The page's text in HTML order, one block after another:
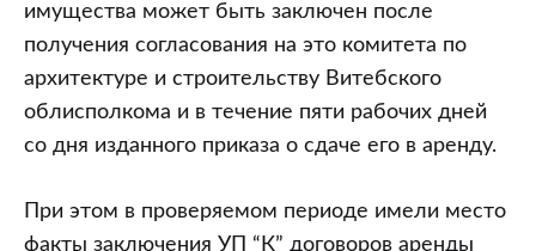
имущества может быть заключен после
получения согласования на это комитета по
архитектуре и строительству Витебского
облисполкома и в течение пяти рабочих дней
со дня изданного приказа о сдаче его в аренду.
При этом в проверяемом периоде имели место
факты заключения УП “К” договоров аренды